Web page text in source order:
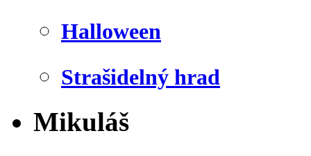
Halloween
Strašidelný hrad
Mikuláš